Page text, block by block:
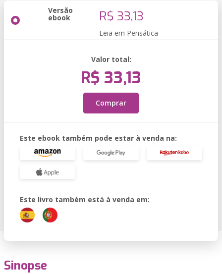
Versão
ebook R$ 33,13
Leia em Pensática
Valor total:
R$ 33,13
Comprar
Este ebook também pode estar à venda na:
Este livro também está à venda em:
Sinopse